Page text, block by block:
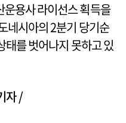
용사 라이선스 획득을
네시아의 2분기 당기순
태를 벗어나지 못하고 있
자 /